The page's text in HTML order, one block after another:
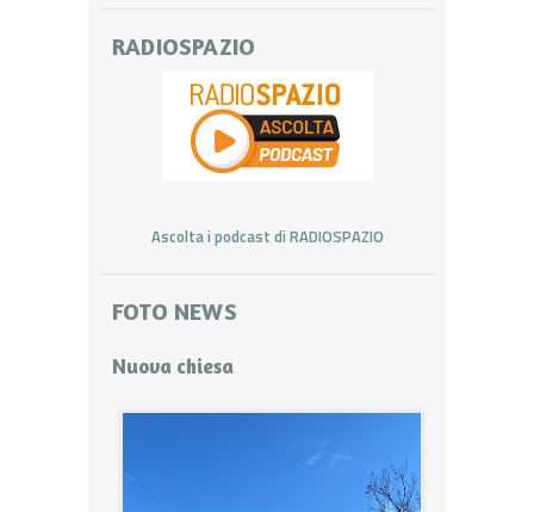
RADIOSPAZIO
Ascolta i podcast di RADIOSPAZIO
FOTO NEWS
Nuova chiesa